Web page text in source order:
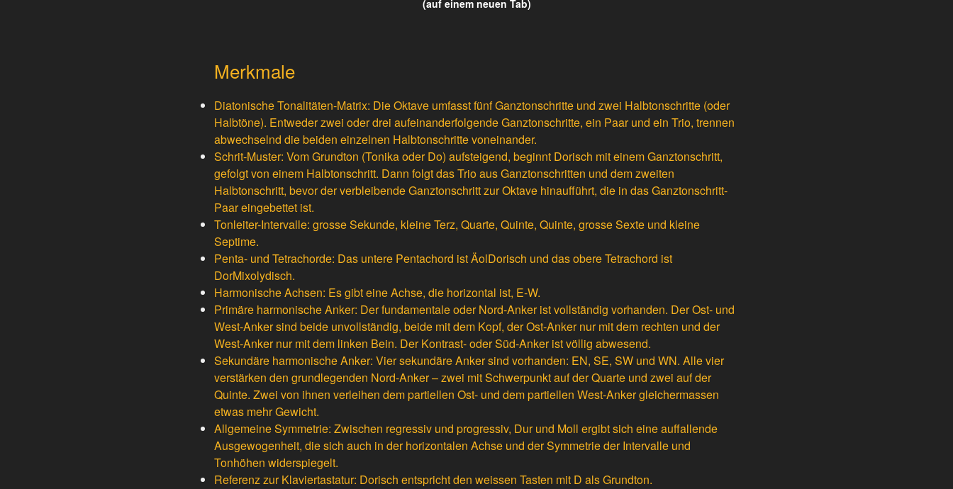
(auf einem neuen Tab)
Merkmale
Diatonische Tonalitäten-Matrix: Die Oktave umfasst fünf Ganztonschritte und zwei Halbtonschritte (oder
Halbtöne). Entweder zwei oder drei aufeinanderfolgende Ganztonschritte, ein Paar und ein Trio, trennen
abwechselnd die beiden einzelnen Halbtonschritte voneinander.
Schrit-Muster: Vom Grundton (Tonika oder Do) aufsteigend, beginnt Dorisch mit einem Ganztonschritt,
gefolgt von einem Halbtonschritt. Dann folgt das Trio aus Ganztonschritten und dem zweiten
Halbtonschritt, bevor der verbleibende Ganztonschritt zur Oktave hinaufführt, die in das Ganztonschritt-
Paar eingebettet ist.
Tonleiter-Intervalle: grosse Sekunde, kleine Terz, Quarte, Quinte, Quinte, grosse Sexte und kleine
Septime.
Penta- und Tetrachorde: Das untere Pentachord ist ÄolDorisch und das obere Tetrachord ist
DorMixolydisch.
Harmonische Achsen: Es gibt eine Achse, die horizontal ist, E-W.
Primäre harmonische Anker: Der fundamentale oder Nord-Anker ist vollständig vorhanden. Der Ost- und
West-Anker sind beide unvollständig, beide mit dem Kopf, der Ost-Anker nur mit dem rechten und der
West-Anker nur mit dem linken Bein. Der Kontrast- oder Süd-Anker ist völlig abwesend.
Sekundäre harmonische Anker: Vier sekundäre Anker sind vorhanden: EN, SE, SW und WN. Alle vier
verstärken den grundlegenden Nord-Anker – zwei mit Schwerpunkt auf der Quarte und zwei auf der
Quinte. Zwei von ihnen verleihen dem partiellen Ost- und dem partiellen West-Anker gleichermassen
etwas mehr Gewicht.
Allgemeine Symmetrie: Zwischen regressiv und progressiv, Dur und Moll ergibt sich eine auffallende
Ausgewogenheit, die sich auch in der horizontalen Achse und der Symmetrie der Intervalle und
Tonhöhen widerspiegelt.
Referenz zur Klaviertastatur: Dorisch entspricht den weissen Tasten mit D als Grundton.